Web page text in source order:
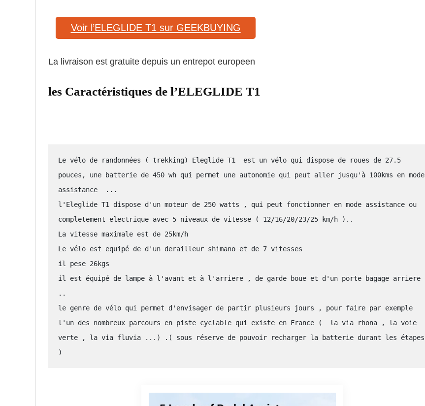
Voir l’ELEGLIDE T1 sur GEEKBUYING
La livraison est gratuite depuis un entrepot europeen
les Caractéristiques de l’ELEGLIDE T1
Le vélo de randonnées ( trekking) Eleglide T1  est un vélo qui dispose de roues de 27.5
pouces, une batterie de 450 wh qui permet une autonomie qui peut aller jusqu'à 100kms en mode
assistance  ...
l'Eleglide T1 dispose d'un moteur de 250 watts , qui peut fonctionner en mode assistance ou
completement electrique avec 5 niveaux de vitesse ( 12/16/20/23/25 km/h )..
La vitesse maximale est de 25km/h
Le vélo est equipé de d'un derailleur shimano et de 7 vitesses
il pese 26kgs
il est équipé de lampe à l'avant et à l'arriere , de garde boue et d'un porte bagage arriere
..
le genre de vélo qui permet d'envisager de partir plusieurs jours , pour faire par exemple
l'un des nombreux parcours en piste cyclable qui existe en France (  la via rhona , la voie
verte , la via fluvia ...) .( sous réserve de pouvoir recharger la batterie durant les étapes
)